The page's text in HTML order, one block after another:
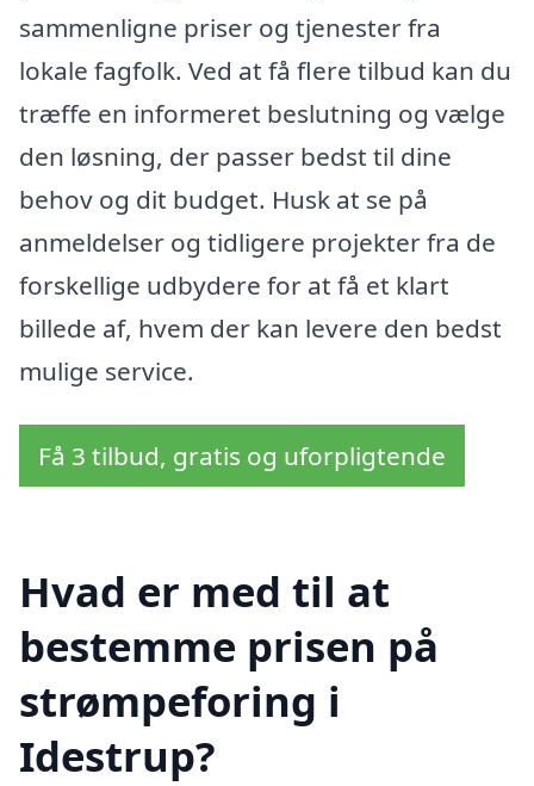
sammenligne priser og tjenester fra
lokale fagfolk. Ved at få flere tilbud kan du
træffe en informeret beslutning og vælge
den løsning, der passer bedst til dine
behov og dit budget. Husk at se på
anmeldelser og tidligere projekter fra de
forskellige udbydere for at få et klart
billede af, hvem der kan levere den bedst
mulige service.
Få 3 tilbud, gratis og uforpligtende
Hvad er med til at
bestemme prisen på
strømpeforing i
Idestrup?